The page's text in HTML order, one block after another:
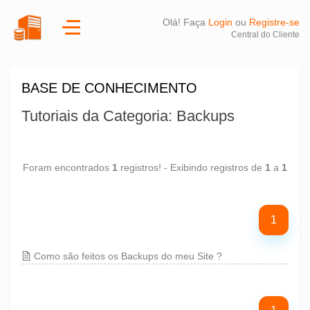
Olá! Faça Login ou Registre-se
Central do Cliente
BASE DE CONHECIMENTO
Tutoriais da Categoria: Backups
Foram encontrados 1 registros! - Exibindo registros de 1 a 1
1
Como são feitos os Backups do meu Site ?